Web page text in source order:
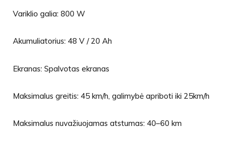
Variklio galia: 800 W
Akumuliatorius: 48 V / 20 Ah
Ekranas: Spalvotas ekranas
Maksimalus greitis: 45 km/h, galimybė apriboti iki 25km/h
Maksimalus nuvažiuojamas atstumas: 40–60 km